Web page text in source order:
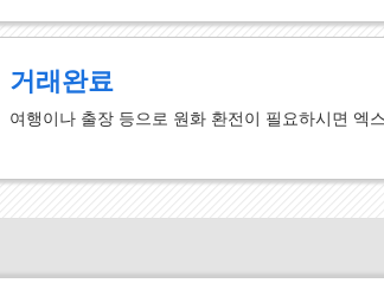
거래완료
여행이나 출장 등으로 원화 환전이 필요하시면 엑